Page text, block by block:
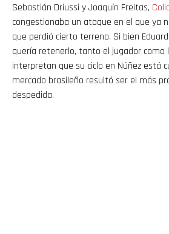
Sebastián Driussi y Joaquín Freitas,
congestionaba un ataque en el que ya
que perdió cierto terreno. Si bien
quería retenerlo, tanto el jugador como
interpretan que su ciclo en Núñez está
mercado brasileño resultó ser el más
despedida.